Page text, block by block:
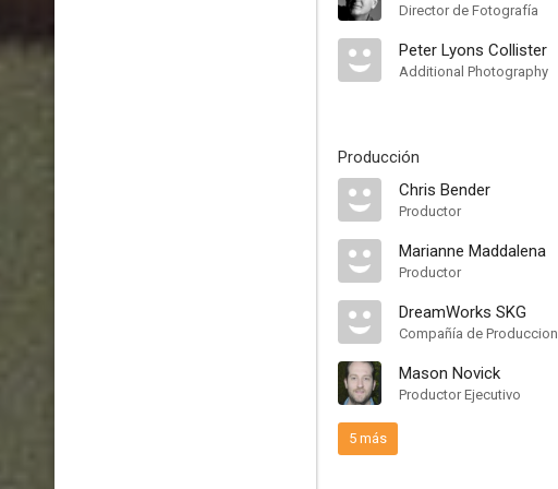
Director de Fotografía
Peter Lyons Collister
Additional Photography
Producción
Chris Bender
Productor
Marianne Maddalena
Productor
DreamWorks SKG
Compañía de Produccion
Mason Novick
Productor Ejecutivo
5 más